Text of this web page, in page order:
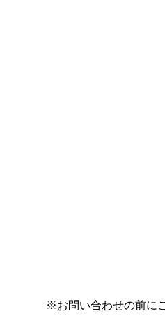
※お問い合わせの前に